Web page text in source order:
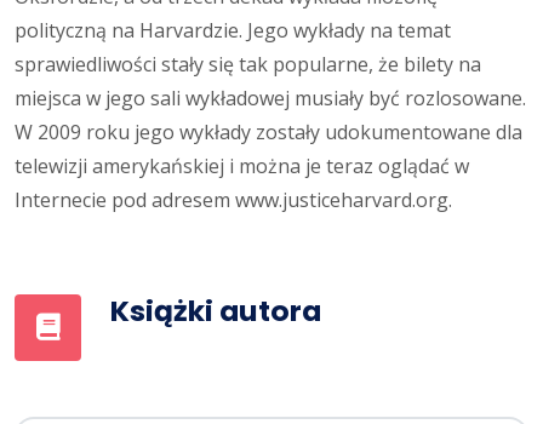
polityczną na Harvardzie. Jego wykłady na temat
sprawiedliwości stały się tak popularne, że bilety na
miejsca w jego sali wykładowej musiały być rozlosowane.
W 2009 roku jego wykłady zostały udokumentowane dla
telewizji amerykańskiej i można je teraz oglądać w
Internecie pod adresem www.justiceharvard.org.
Książki autora